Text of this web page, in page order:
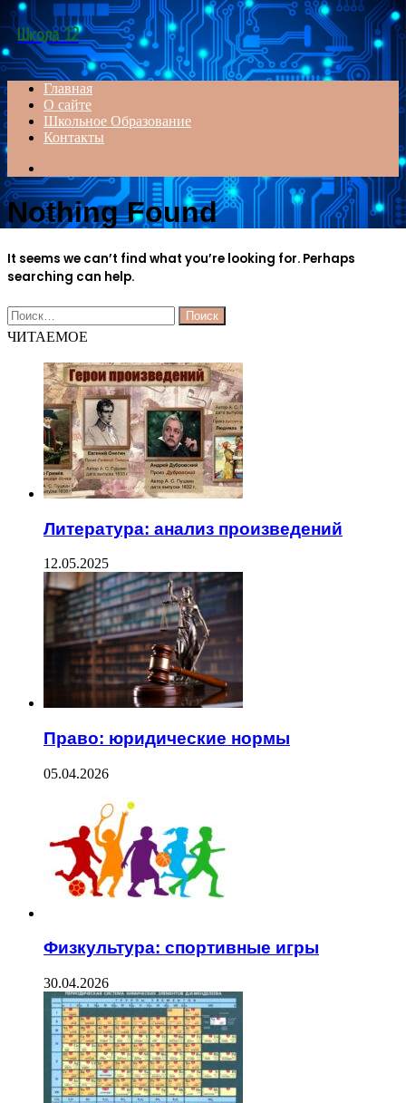
Menu
Школа 12
Главная
О сайте
Школьное Образование
Контакты
for
Nothing Found
It seems we can’t find what you’re looking for. Perhaps
searching can help.
Найти:
ЧИТАЕМОЕ
Литература: анализ произведений
12.05.2025
Право: юридические нормы
05.04.2026
Физкультура: спортивные игры
30.04.2026